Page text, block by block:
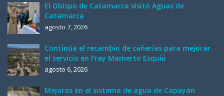
El Obispo de Catamarca visitó Aguas de
Catamarca
agosto 7, 2026
Continúa el recambio de cañerías para mejorar
el servicio en Fray Mamerto Esquiú
agosto 6, 2026
Mejoras en el sistema de agua de Capayán